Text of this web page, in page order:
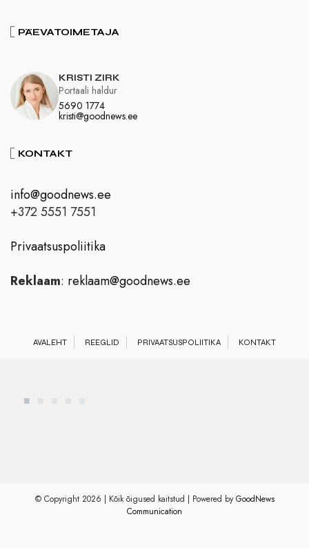
PÄEVATOIMETAJA
KRISTI ZIRK
5690 1774
kristi@goodnews.ee
Portaali haldur
KONTAKT
info@goodnews.ee
+372 5551 7551
Privaatsuspoliitika
Reklaam: reklaam@goodnews.ee
AVALEHT REEGLID PRIVAATSUSPOLIITIKA KONTAKT